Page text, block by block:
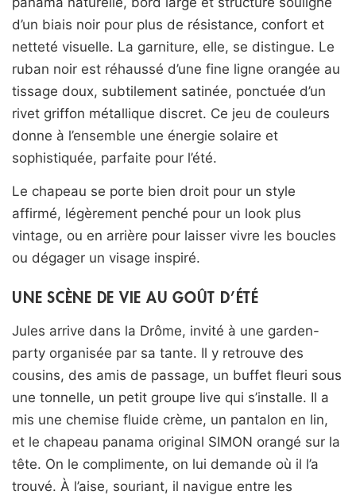
d’un biais noir pour plus de résistance, confort et
netteté visuelle. La garniture, elle, se distingue. Le
ruban noir est réhaussé d’une fine ligne orangée au
tissage doux, subtilement satinée, ponctuée d’un
rivet griffon métallique discret. Ce jeu de couleurs
donne à l’ensemble une énergie solaire et
sophistiquée, parfaite pour l’été.
Le chapeau se porte bien droit pour un style
affirmé, légèrement penché pour un look plus
vintage, ou en arrière pour laisser vivre les boucles
ou dégager un visage inspiré.
UNE SCÈNE DE VIE AU GOÛT D’ÉTÉ
Jules arrive dans la Drôme, invité à une garden-
party organisée par sa tante. Il y retrouve des
cousins, des amis de passage, un buffet fleuri sous
une tonnelle, un petit groupe live qui s’installe. Il a
mis une chemise fluide crème, un pantalon en lin,
et le chapeau panama original SIMON orangé sur la
tête. On le complimente, on lui demande où il l’a
trouvé. À l’aise, souriant, il navigue entre les